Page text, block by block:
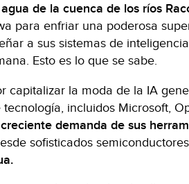
de la cuenca de los ríos
para enfriar una poderosa
a sus sistemas de
Esto es lo que se sabe.
capitalizar la moda de la IA
incluidos Microsoft,
demanda de sus
sofisticados